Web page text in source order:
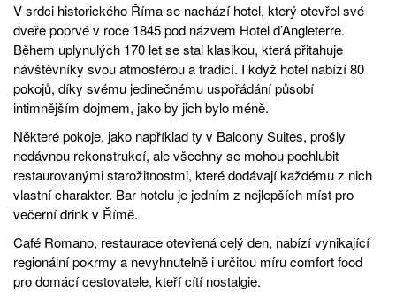
V srdci historického Říma se nachází hotel, který otevřel své
dveře poprvé v roce 1845 pod názvem Hotel d’Angleterre.
Během uplynulých 170 let se stal klasikou, která přitahuje
návštěvníky svou atmosférou a tradicí. I když hotel nabízí 80
pokojů, díky svému jedinečnému uspořádání působí
intimnějším dojmem, jako by jich bylo méně.
Některé pokoje, jako například ty v Balcony Suites, prošly
nedávnou rekonstrukcí, ale všechny se mohou pochlubit
restaurovanými starožitnostmi, které dodávají každému z nich
vlastní charakter. Bar hotelu je jedním z nejlepších míst pro
večerní drink v Římě.
Café Romano, restaurace otevřená celý den, nabízí vynikající
regionální pokrmy a nevyhnutelně i určitou míru comfort food
pro domácí cestovatele, kteří cítí nostalgie.